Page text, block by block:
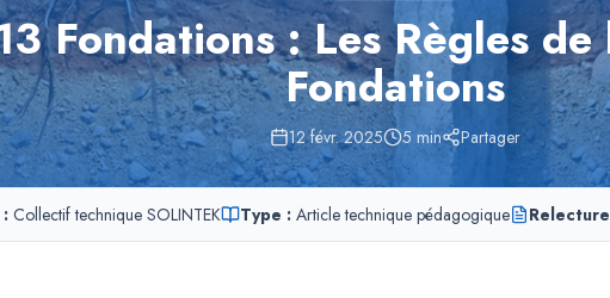
Fondations : Les Règles
Fondations
12 févr. 2025 5 min Partager
Collectif technique SOLINTEK Type : Article technique pédagogique